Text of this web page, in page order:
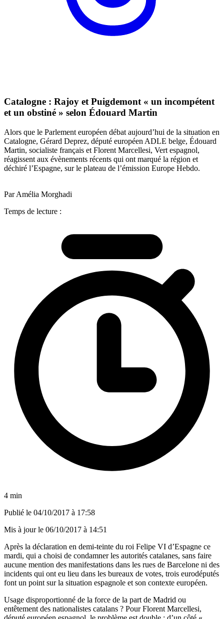
Catalogne : Rajoy et Puigdemont « un incompétent
et un obstiné » selon Édouard Martin
Alors que le Parlement européen débat aujourd’hui de la situation en
Catalogne, Gérard Deprez, député européen ADLE belge, Édouard
Martin, socialiste français et Florent Marcellesi, Vert espagnol,
réagissent aux évènements récents qui ont marqué la région et
déchiré l’Espagne, sur le plateau de l’émission Europe Hebdo.
Par Amélia Morghadi
Temps de lecture :
4 min
Publié le 04/10/2017 à 17:58
Mis à jour le 06/10/2017 à 14:51
Après la déclaration en demi-teinte du roi Felipe VI d’Espagne ce
mardi, qui a choisi de condamner les autorités catalanes, sans faire
aucune mention des manifestations dans les rues de Barcelone ni des
incidents qui ont eu lieu dans les bureaux de votes, trois eurodéputés
font un point sur la situation espagnole et son contexte européen.
Usage disproportionné de la force de la part de Madrid ou
entêtement des nationalistes catalans ? Pour Florent Marcellesi,